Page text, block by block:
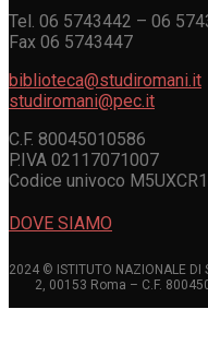
Tel. 06 5743442 – 06
Fax 06 5743447
biblioteca@studiromani.it
studiromani@pec.it
C.F. 80045010586
P.IVA 02117071007
Codice univoco M5UXCR1
DOVE SIAMO
2024 © ISTITUTO NAZIONALE
2, 00153 Roma – C.F.